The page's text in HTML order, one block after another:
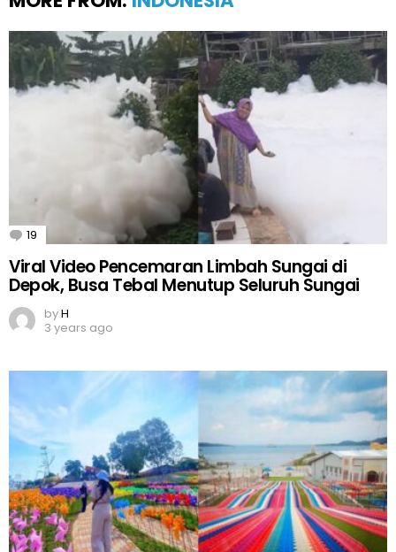
19 Comments
Viral Video Pencemaran Limbah Sungai di
Depok, Busa Tebal Menutup Seluruh Sungai
byH
3 years ago